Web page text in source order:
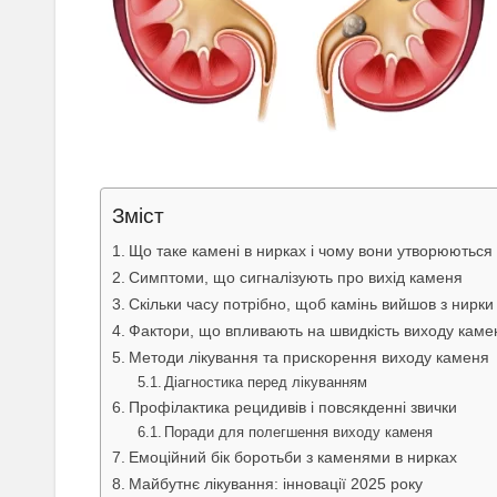
Зміст
Що таке камені в нирках і чому вони утворюються
Симптоми, що сигналізують про вихід каменя
Скільки часу потрібно, щоб камінь вийшов з нирки
Фактори, що впливають на швидкість виходу
Методи лікування та прискорення виходу каменя
Діагностика перед лікуванням
Профілактика рецидивів і повсякденні звички
Поради для полегшення виходу каменя
Емоційний бік боротьби з каменями в нирках
Майбутнє лікування: інновації 2025 року